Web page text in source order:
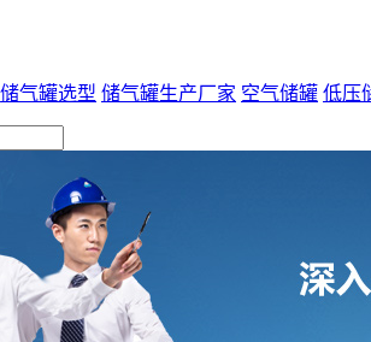
储气罐选型 储气罐生产厂家 空气储罐 低压